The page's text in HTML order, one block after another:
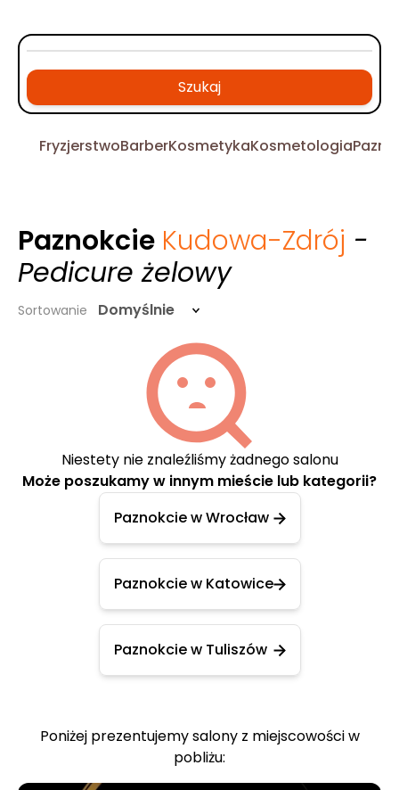
Szukaj
FryzjerstwoBarberKosmetykaKosmetologia
Paznokcie Kudowa-Zdrój -
Pedicure żelowy
Sortowanie Domyślnie
Niestety nie znaleźliśmy żadnego salonu
Może poszukamy w innym mieście lub kategorii?
Paznokcie w Wrocław
Paznokcie w Katowice
Paznokcie w Tuliszów
Poniżej prezentujemy salony z miejscowości w
pobliżu: